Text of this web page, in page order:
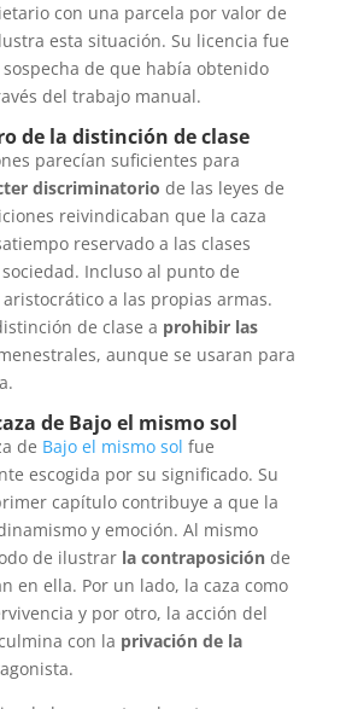
con una parcela por valor de
esta situación. Su licencia fue
de que había obtenido
del trabajo manual.
de la distinción de clase
parecían suficientes para
discriminatorio de las leyes de
reivindicaban que la caza
reservado a las clases
Incluso al punto de
a las propias armas.
de clase a prohibir las
aunque se usaran para
de Bajo el mismo sol
de Bajo el mismo sol fue
escogida por su significado. Su
capítulo contribuye a que la
y emoción. Al mismo
de ilustrar la contraposiciónde
en ella. Por un lado, la caza como
y por otro, la acción del
con la privación de la